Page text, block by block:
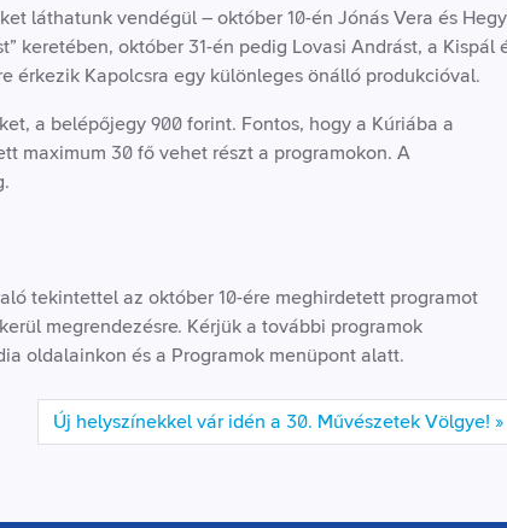
láthatunk vendégül – október 10-én Jónás Vera és
keretében, október 31-én pedig Lovasi Andrást, a Kispál
érkezik Kapolcsra egy különleges önálló produkcióval.
a belépőjegy 900 forint. Fontos, hogy a Kúriába a
maximum 30 fő vehet részt a programokon. A
tekintettel az október 10-ére meghirdetett programot
megrendezésre. Kérjük a további programok
oldalainkon és a Programok menüpont alatt.
Új helyszínekkel vár idén a 30. Művészetek Völgye!